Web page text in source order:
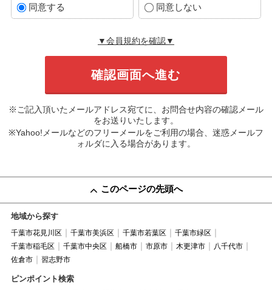
同意する 同意しない
▼会員規約を確認▼
※ご記入頂いたメールアドレス宛てに、お問合せ内容の確認メール
をお送りいたします。
※Yahoo!メールなどのフリーメールをご利用の場合、迷惑メールフ
ォルダに入る場合があります。
このページの先頭へ
地域から探す
千葉市花見川区 千葉市美浜区 千葉市若葉区
千葉市緑区
千葉市稲毛区
千葉市中央区 船橋市 市原市 木更津市
八千代市
佐倉市
習志野市
ピンポイント検索